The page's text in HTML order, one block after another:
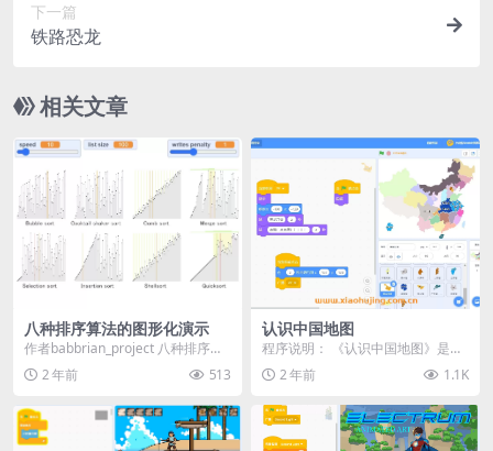
下一篇
铁路恐龙
相关文章
八种排序算法的图形化演示
作者babbrian_project 八种排序算
法的图形化演示。 R键 以随机输...
2 年前 513
认识中国地图
程序说明： 《认识中国地图》是一
个通过Scratch平台制作的教育类互
动作品。在...
2 年前 1.1K